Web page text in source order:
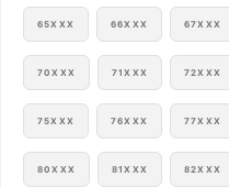
65XXX 66XXX 67XXX
70XXX 71XXX 72XXX
75XXX 76XXX 77XXX
80XXX 81XXX 82XXX